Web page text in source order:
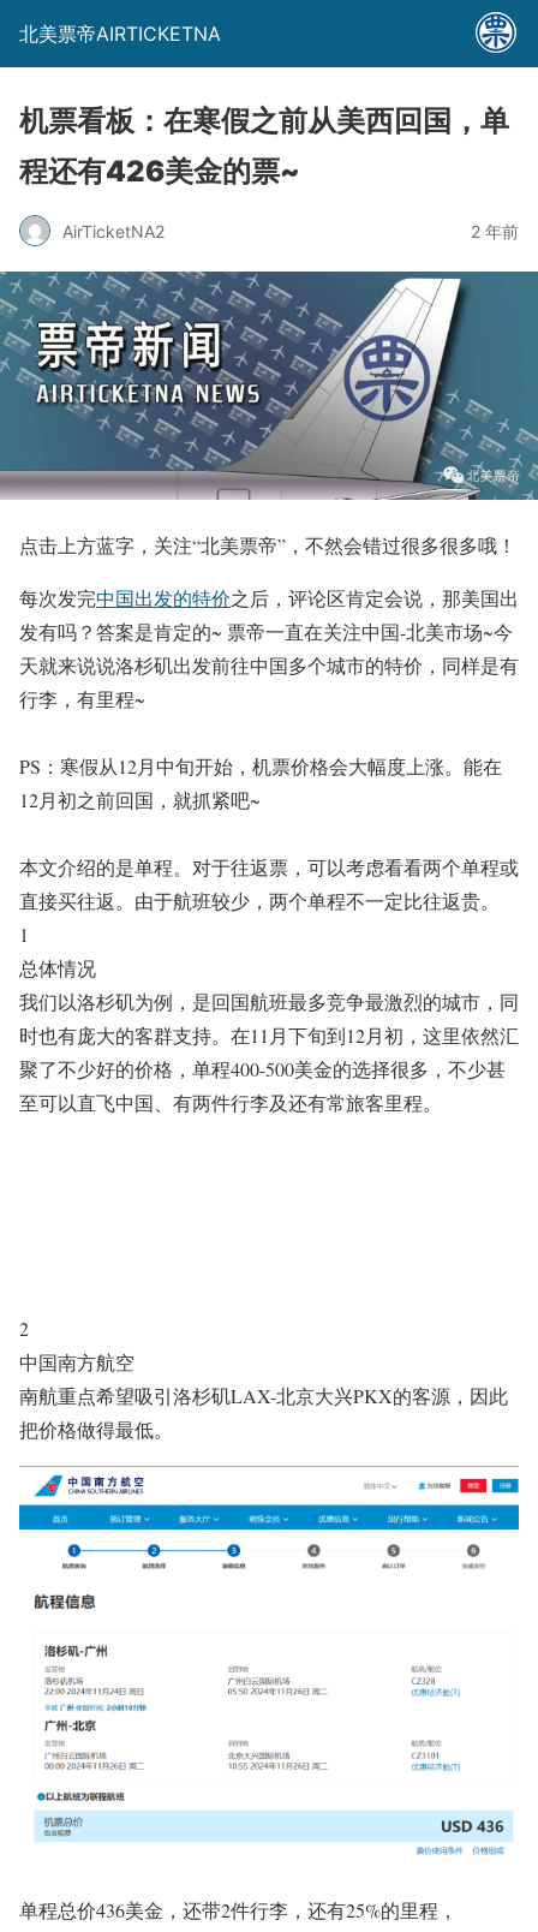
北美票帝AIRTICKETNA
机票看板：在寒假之前从美西回国，单
程还有426美金的票~
AirTicketNA2 2 年前
点击上方蓝字，关注“北美票帝” ，不然会错过很多很多哦！
每次发完中国出发的特价之后，评论区肯定会说，那美国出
发有吗？答案是肯定的~ 票帝一直在关注中国-北美市场~今
天就来说说洛杉矶出发前往中国多个城市的特价，同样是有
行李，有里程~
PS：寒假从12月中旬开始，机票价格会大幅度上涨。能在
12月初之前回国，就抓紧吧~
本文介绍的是单程。对于往返票，可以考虑看看两个单程或
直接买往返。由于航班较少，两个单程不一定比往返贵。
1
总体情况
我们以洛杉矶为例，是回国航班最多竞争最激烈的城市，同
时也有庞大的客群支持。在11月下旬到12月初，这里依然汇
聚了不少好的价格，单程400-500美金的选择很多，不少甚
至可以直飞中国、有两件行李及还有常旅客里程。
2
中国南方航空
南航重点希望吸引洛杉矶LAX-北京大兴PKX的客源，因此
把价格做得最低。
单程总价436美金，还带2件行李，还有25%的里程，